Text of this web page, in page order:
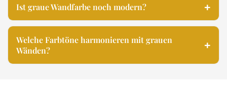
Ist graue Wandfarbe noch modern?
Welche Farbtöne harmonieren mit grauen
Wänden?